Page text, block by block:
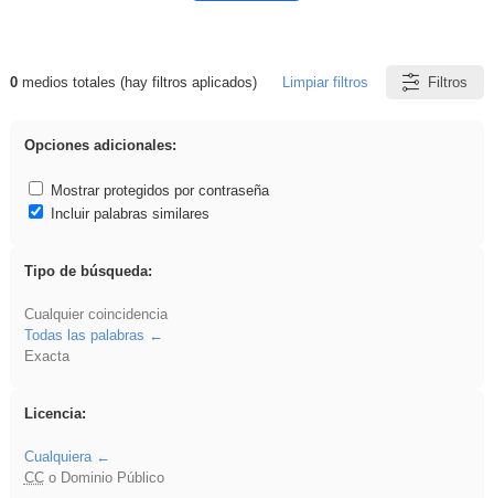
Resultados de: cortar
0medios totales (hay filtros aplicados) Limpiar filtros Filtros
Opciones adicionales:
Mostrar protegidos por contraseña
Incluir palabras similares
Tipo de búsqueda:
Cualquier coincidencia
Todas las palabras
Exacta
Licencia:
Cualquiera
CCo Dominio Público